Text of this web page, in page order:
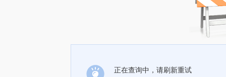
正在查询中，请刷新重试